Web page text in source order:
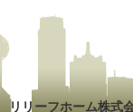
リリーフホーム株式